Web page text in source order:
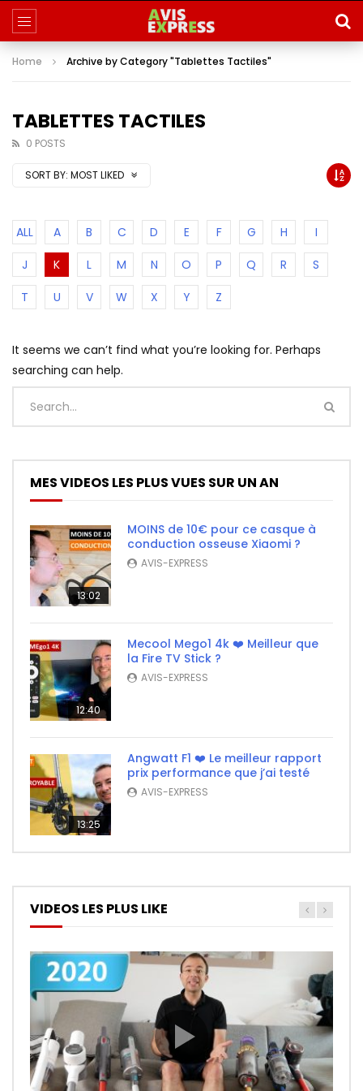
Home Archive by Category "Tablettes Tactiles"
TABLETTES TACTILES
0 POSTS
SORT BY: MOST LIKED
ALL A B C D E F G H
I
J
K L M N O P Q R
S
T
U V W X Y Z
It seems we can’t find what you’re looking for. Perhaps
searching can help.
MES VIDEOS LES PLUS VUES SUR UN AN
13:02
MOINS de 10€ pour ce casque à
conduction osseuse Xiaomi ?
AVIS-EXPRESS
12:40
Mecool Mego1 4k ❤️ Meilleur que
la Fire TV Stick ?
AVIS-EXPRESS
13:25
Angwatt F1 ❤️ Le meilleur rapport
prix performance que j’ai testé
AVIS-EXPRESS
VIDEOS LES PLUS LIKE